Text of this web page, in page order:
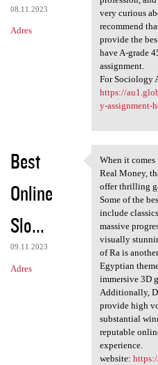
08.11.2023
Adres
very curious
recommend
provide the
have A-grade
assignment.
For Sociology
https://
y-assignment-
Best
Online
Slo...
09.11.2023
Adres
When it
When it
Real Money,
offer thrilling
Some of the
include
massive
visually
of Ra is
Egyptian
immersive 3D
Additionally,
provide high
substantial
reputable
experience.
website: